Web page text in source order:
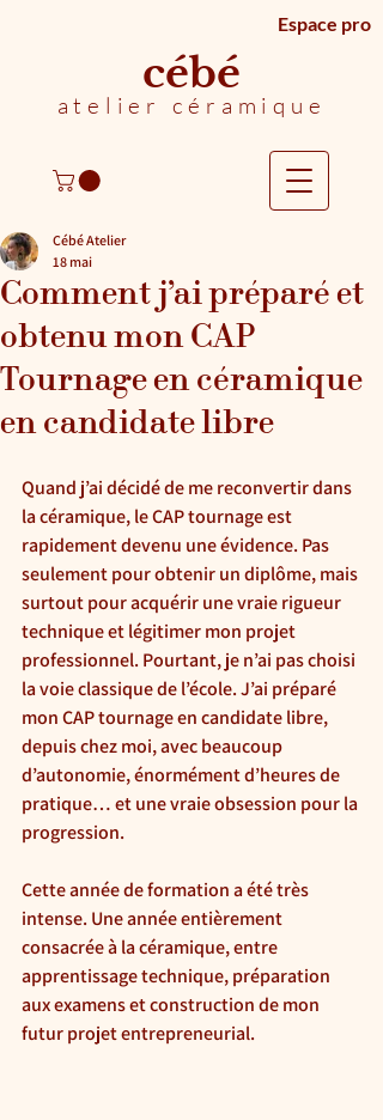
cébé
atelier céramique
Espace pro
Comment j’ai préparé et
obtenu mon CAP
Tournage en céramique
en candidate libre
Cébé Atelier
18 mai
Quand j’ai décidé de me reconvertir dans
la céramique, le CAP tournage est
rapidement devenu une évidence. Pas
seulement pour obtenir un diplôme, mais
surtout pour acquérir une vraie rigueur
technique et légitimer mon projet
professionnel. Pourtant, je n’ai pas choisi
la voie classique de l’école. J’ai préparé
mon CAP tournage en candidate libre,
depuis chez moi, avec beaucoup
d’autonomie, énormément d’heures de
pratique… et une vraie obsession pour la
progression.
Cette année de formation a été très
intense. Une année entièrement
consacrée à la céramique, entre
apprentissage technique, préparation
aux examens et construction de mon
futur projet entrepreneurial.